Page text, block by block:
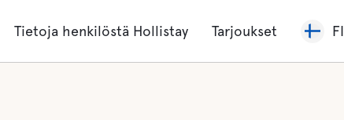
Tietoja henkilöstä Hollistay Tarjoukset FI